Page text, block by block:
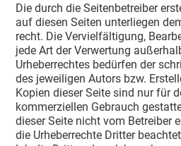
Die durch die Seiten­be­treiber
auf diesen Seiten unter­liegen
recht. Die Verviel­fäl­tigung,
jede Art der Verwertung
Urheber­rechtes bedürfen der
des jewei­ligen Autors bzw.
Kopien dieser Seite sind nur für
kommer­zi­ellen Gebrauch
dieser Seite nicht vom Betreiber
die Urheber­rechte Dritter